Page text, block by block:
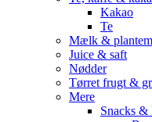
Kakao
Te
Mælk &
Juice & saft
Nødder
Tørret frugt &
Mere
Snacks